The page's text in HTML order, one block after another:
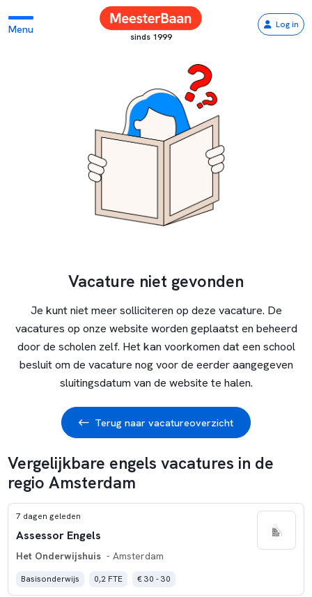
Menu
sinds 1999
Log in
Vacature niet gevonden
Je kunt niet meer solliciteren op deze vacature. De
vacatures op onze website worden geplaatst en beheerd
door de scholen zelf. Het kan voorkomen dat een school
besluit om de vacature nog voor de eerder aangegeven
sluitingsdatum van de website te halen.
Terug naar vacatureoverzicht
Vergelijkbare engels vacatures in de
regio Amsterdam
7 dagen geleden
Assessor Engels
Het Onderwijshuis - Amsterdam
Basisonderwijs 0,2 FTE € 30 - 30